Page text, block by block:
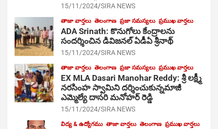
15/11/2024 SIRA NEWS
తాజా వార్తలు తెలంగాణ ప్రజా సమస్యలు ప్రముఖ వార్తలు
ADA Srinath: కొనుగోలు కేంద్రాల‌ను
సంద‌ర్శించిన డివిజనల్ ఏడీఏ శ్రీనాథ్
15/11/2024 SIRA NEWS
తాజా వార్తలు తెలంగాణ ప్రజా సమస్యలు ప్రముఖ వార్తలు
EX MLA Dasari Manohar Reddy: శ్రీ లక్ష్మీ
నరసింహ స్వామిని దర్శించుకున్నమాజీ
ఎమ్మెల్యే దాసరి మనోహర్ రెడ్డి
15/11/2024 SIRA NEWS
విద్య & ఉద్యోగము తాజా వార్తలు తెలంగాణ ప్రముఖ వార్తలు